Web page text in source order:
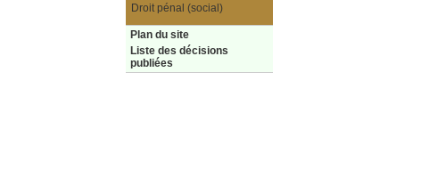
Droit pénal (social)
Plan du site
Liste des décisions
publiées